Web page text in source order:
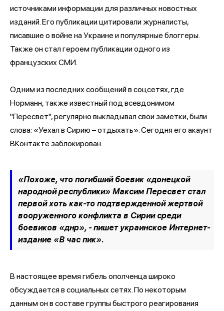
источниками информации для различных новостных
изданий. Его публикации цитировали журналисты,
писавшие о войне на Украине и популярные блоггеры.
Также он стал героем публикации одного из
французских СМИ.
Одним из последних сообщений в соцсетях, где
Норманн, также известный под всевдонимом
"Пересвет", регулярно выкладывал свои заметки, были
слова: «Уехал в Сирию – отдыхать». Сегодня его акаунт
ВКонтакте заблокирован.
«Похоже, что погибший боевик «донецкой
народной республики» Максим Пересвет стал
первой хоть как-то подтвержденной жертвой
вооруженного конфликта в Сирии среди
боевиков «днр», - пишет украинское Интернет-
издание «В час пик».
В настоящее время гибель ополченца широко
обсуждается в социальных сетях. По некоторым
данным он в составе группы быстрого реагирования